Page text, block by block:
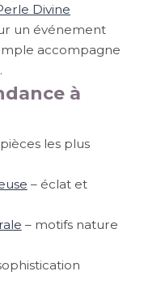
Divine
un événement
accompagne
à
les plus
– éclat et
– motifs nature